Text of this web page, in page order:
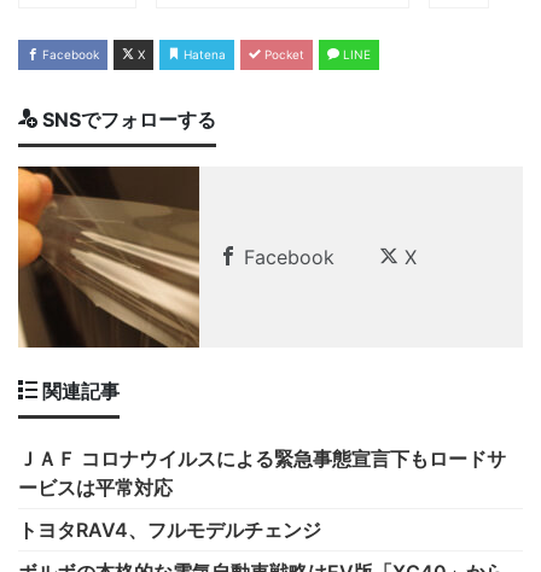
Facebook X Hatena Pocket LINE
SNSでフォローする
Facebook X
関連記事
ＪＡＦ コロナウイルスによる緊急事態宣言下もロードサ
ービスは平常対応
トヨタRAV4、フルモデルチェンジ